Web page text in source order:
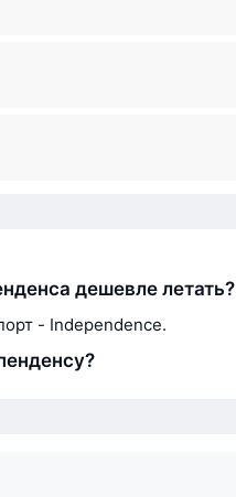
дешевле летать?
- Independence.